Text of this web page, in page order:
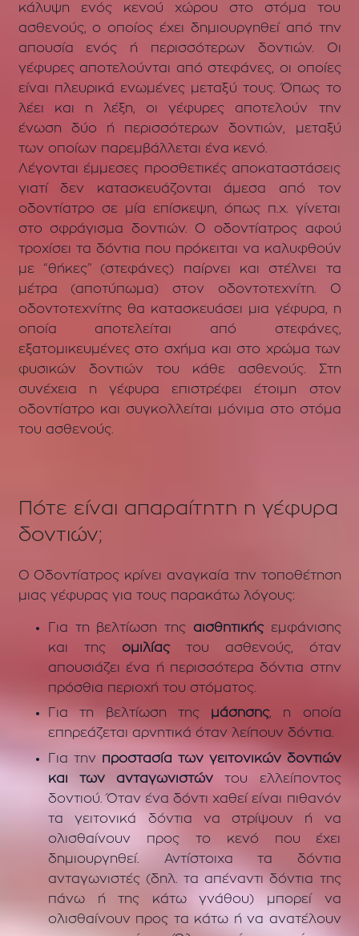
κάλυψη ενός κενού χώρου στο στόμα του
ασθενούς, ο οποίος έχει δημιουργηθεί από την
απουσία ενός ή περισσότερων δοντιών. Οι
γέφυρες αποτελούνται από στεφάνες, οι οποίες
είναι πλευρικά ενωμένες μεταξύ τους. Όπως το
λέει και η λέξη, οι γέφυρες αποτελούν την
ένωση δύο ή περισσότερων δοντιών, μεταξύ
των οποίων παρεμβάλλεται ένα κενό.
Λέγονται έμμεσες προσθετικές αποκαταστάσεις
γιατί δεν κατασκευάζονται άμεσα από τον
οδοντίατρο σε μία επίσκεψη, όπως π.χ. γίνεται
στο σφράγισμα δοντιών. Ο οδοντίατρος αφού
τροχίσει τα δόντια που πρόκειται να καλυφθούν
με “θήκες” (στεφάνες) παίρνει και στέλνει τα
μέτρα (αποτύπωμα) στον οδοντοτεχνίτη. Ο
οδοντοτεχνίτης θα κατασκευάσει μια γέφυρα, η
οποία αποτελείται από στεφάνες,
εξατομικευμένες στο σχήμα και στο χρώμα των
φυσικών δοντιών του κάθε ασθενούς. Στη
συνέχεια η γέφυρα επιστρέφει έτοιμη στον
οδοντίατρο και συγκολλείται μόνιμα στο στόμα
του ασθενούς.
Πότε είναι απαραίτητη η γέφυρα
δοντιών;
Ο Οδοντίατρος κρίνει αναγκαία την τοποθέτηση
μιας γέφυρας για τους παρακάτω λόγους:
Για τη βελτίωση της αισθητικήςεμφάνισης
και της ομιλίαςτου ασθενούς, όταν
απουσιάζει ένα ή περισσότερα δόντια στην
πρόσθια περιοχή του στόματος.
Για τη βελτίωση της μάσησης, η οποία
επηρεάζεται αρνητικά όταν λείπουν δόντια.
Για την προστασία των γειτονικών δοντιών
και των ανταγωνιστών του ελλείποντος
δοντιού. Όταν ένα δόντι χαθεί είναι πιθανόν
τα γειτονικά δόντια να στρίψουν ή να
ολισθαίνουν προς το κενό που έχει
δημιουργηθεί. Αντίστοιχα τα δόντια
ανταγωνιστές (δηλ. τα απέναντι δόντια της
πάνω ή της κάτω γνάθου) μπορεί να
ολισθαίνουν προς τα κάτω ή να ανατέλουν